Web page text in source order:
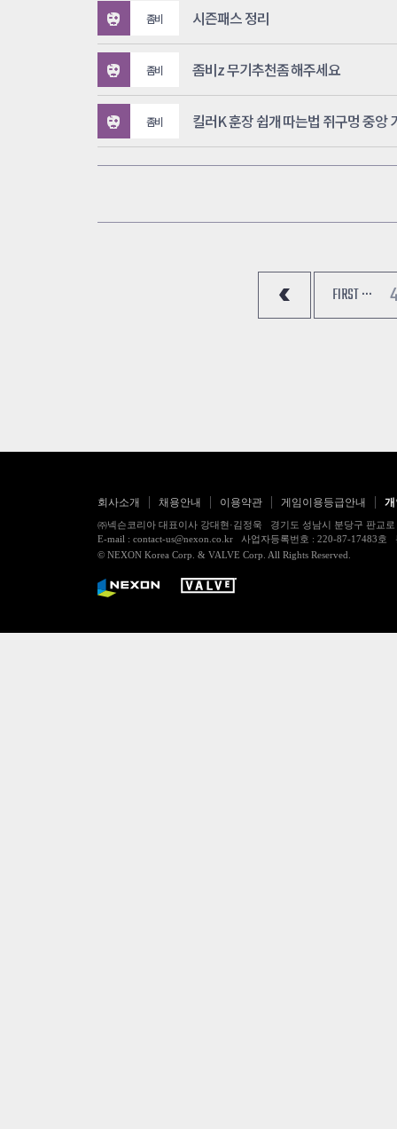
좀비 시즌패스 정리
좀비 좀비z 무기추천좀 해주세요
좀비
FIRST ···
회사소개 채용안내 이용약관 게임이용등급안내
㈜넥슨코리아 대표이사 강대현·김정욱 경기도 성남시 분당구 판교
E-mail : contact-us@nexon.co.kr 사업자등록번호 : 220-87-17483
© NEXON Korea Corp. & VALVE Corp. All Rights Reserved.